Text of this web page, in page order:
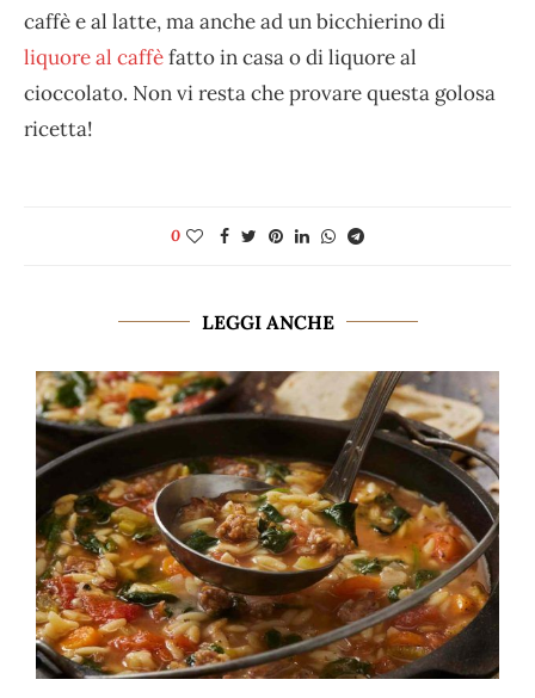
caffè e al latte, ma anche ad un bicchierino di
liquore al caffèfatto in casa o di liquore al
cioccolato. Non vi resta che provare questa golosa
ricetta!
0
LEGGI ANCHE